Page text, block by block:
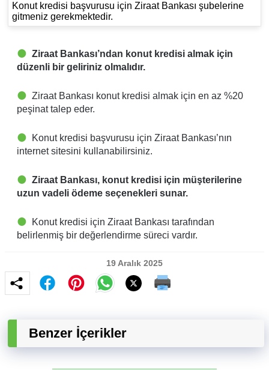
Konut kredisi başvurusu için Ziraat Bankası şubelerine
gitmeniz gerekmektedir.
Ziraat Bankası’ndan konut kredisi almak için
düzenli bir geliriniz olmalıdır.
Ziraat Bankası konut kredisi almak için en az %20
peşinat talep eder.
Konut kredisi başvurusu için Ziraat Bankası’nın
internet sitesini kullanabilirsiniz.
Ziraat Bankası, konut kredisi için müşterilerine
uzun vadeli ödeme seçenekleri sunar.
Konut kredisi için Ziraat Bankası tarafından
belirlenmiş bir değerlendirme süreci vardır.
19 Aralık 2025
Benzer İçerikler